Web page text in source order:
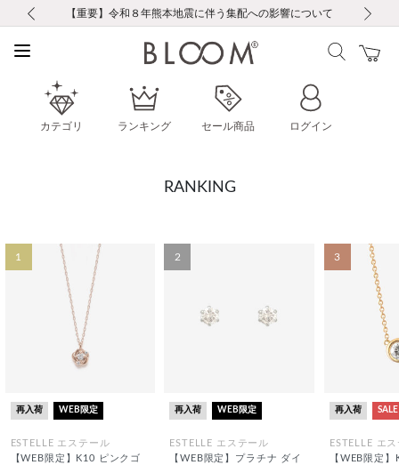
会員限定！レビュー投稿で100ポイントプレゼント
【重要】夏季休業の営業についてのご案内
【重要】令和８年熊本地震に伴う集配への影響について
【重要】ギフトラッピング料金改定および仕様変更のお知らせ
税込5,500円以上で送料無料｜最短24時間以内に発送
新規会員登録で1000ポイントプレゼント！
新規LINE友だち登録で500円クーポンプレゼント
会員限定！レビュー投稿で100ポイントプレゼント
【重要】夏季休業の営業についてのご案内
カテゴリ ランキング セール商品 ログイン
RANKING
1
再入荷 WEB限定
ESTELLE エステール
【WEB限定】K10 ピンクゴ
2
再入荷 WEB限定
ESTELLE エステール
【WEB限定】プラチナ ダイ
3
再入荷 SALE
ESTELLE エ
【WEB限定